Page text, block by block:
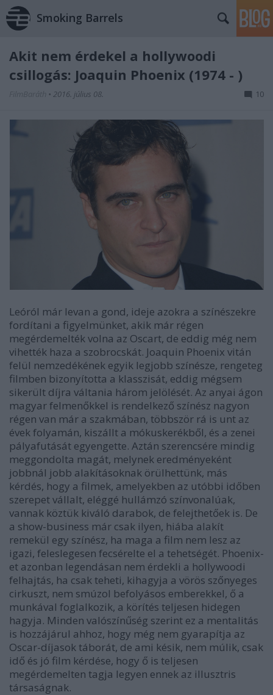
Smoking Barrels
Akit nem érdekel a hollywoodi
csillogás: Joaquin Phoenix (1974 - )
• 2016. július 08. 10
Leóról már levan a gond, ideje azokra a színészekre
fordítani a figyelmünket, akik már régen
megérdemelték volna az Oscart, de eddig még nem
vihették haza a szobrocskát. Joaquin Phoenix vitán
felül nemzedékének egyik legjobb színésze, rengeteg
filmben bizonyította a klasszisát, eddig mégsem
sikerült díjra váltania három jelölését. Az anyai ágon
magyar felmenőkkel is rendelkező színész nagyon
régen van már a szakmában, többször rá is unt az
évek folyamán, kiszállt a mókuskerékből, és a zenei
pályafutását egyengette. Aztán szerencsére mindig
meggondolta magát, melynek eredményeként
jobbnál jobb alakításoknak örülhettünk, más
kérdés, hogy a filmek, amelyekben az utóbbi időben
szerepet vállalt, eléggé hullámzó színvonalúak,
vannak köztük kiváló darabok, de felejthetőek is. De
a show-business már csak ilyen, hiába alakít
remekül egy színész, ha maga a film nem lesz az
igazi, feleslegesen fecsérelte el a tehetségét. Phoenix-
et azonban legendásan nem érdekli a hollywoodi
felhajtás, ha csak teheti, kihagyja a vörös szőnyeges
cirkuszt, nem smúzol befolyásos emberekkel, ő a
munkával foglalkozik, a körítés teljesen hidegen
hagyja. Minden valószínűség szerint ez a mentalitás
is hozzájárul ahhoz, hogy még nem gyarapítja az
Oscar-díjasok táborát, de ami késik, nem múlik, csak
idő és jó film kérdése, hogy ő is teljesen
megérdemelten tagja legyen ennek az illusztris
társaságnak.